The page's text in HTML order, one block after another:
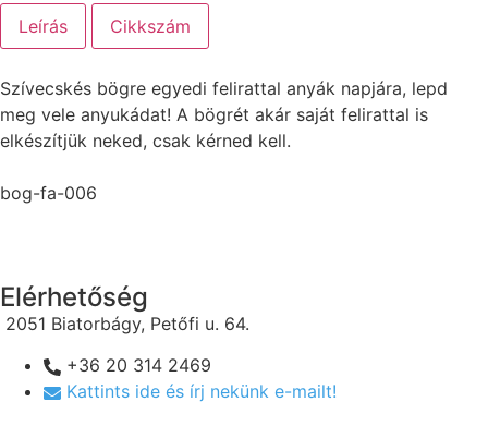
Leírás Cikkszám
Szívecskés bögre egyedi felirattal anyák napjára, lepd
meg vele anyukádat! A bögrét akár saját felirattal is
elkészítjük neked, csak kérned kell.
bog-fa-006
Elérhetőség
2051 Biatorbágy, Petőfi u. 64.
+36 20 314 2469
Kattints ide és írj nekünk e-mailt!